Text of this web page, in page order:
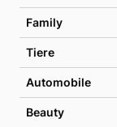
Family
Tiere
Automobile
Beauty